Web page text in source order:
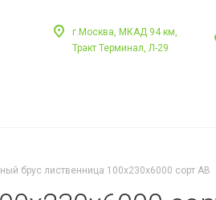
г.Москва, МКАД 94 км,
Тракт Терминал, Л-29
брус лиственница 100х230х6000 сорт АВ